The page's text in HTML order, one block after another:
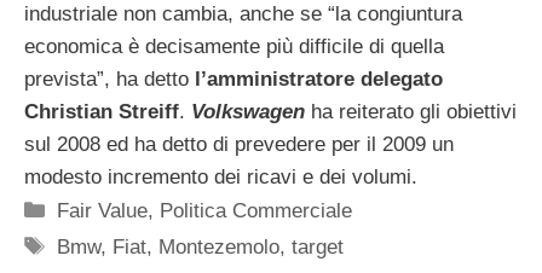
industriale non cambia, anche se “la congiuntura
economica è decisamente più difficile di quella
prevista”, ha detto l’amministratore delegato
Christian Streiff. Volkswagen ha reiterato gli obiettivi
sul 2008 ed ha detto di prevedere per il 2009 un
modesto incremento dei ricavi e dei volumi.
Categorie
Fair Value, Politica Commerciale
Tag
Bmw, Fiat, Montezemolo,target